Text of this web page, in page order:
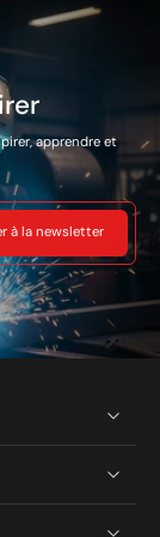
apprendre et
à la newsletter